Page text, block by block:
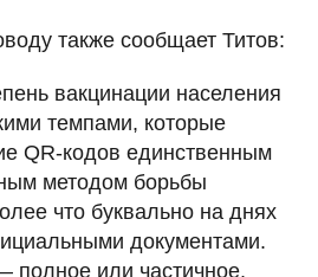
также сообщает Титов:
вакцинации населения
темпами, которые
QR-кодов единственным
методом борьбы
что буквально на днях
документами.
полное или частичное,